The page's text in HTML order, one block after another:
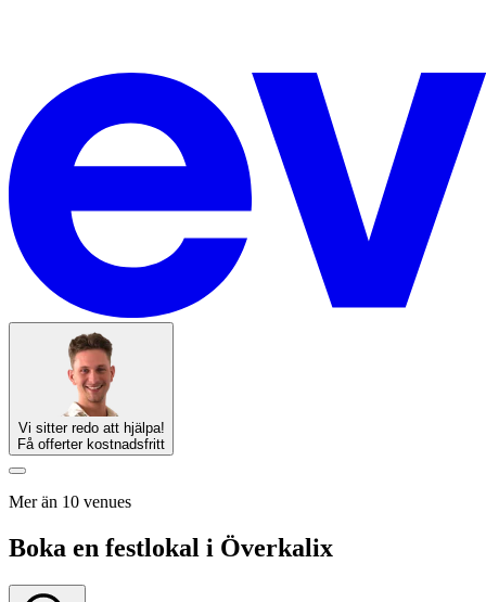
Vi sitter redo att hjälpa!
Få offerter kostnadsfritt
Mer än 10 venues
Boka en festlokal i Överkalix